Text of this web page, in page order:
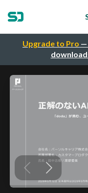
Upgrade to Pro —